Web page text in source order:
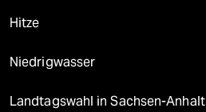
Hitze
Niedrigwasser
Landtagswahl in Sachsen-Anhalt